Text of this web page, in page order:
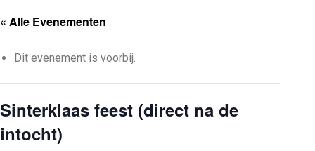
« Alle Evenementen
Dit evenement is voorbij.
Sinterklaas feest (direct na de
intocht)